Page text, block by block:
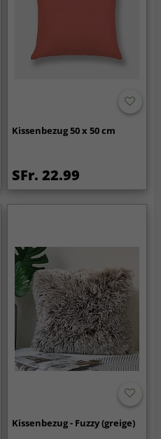
Kissenbezug 50 x 50 cm
SFr. 22.99
Kissenbezug - Fuzzy (greige)